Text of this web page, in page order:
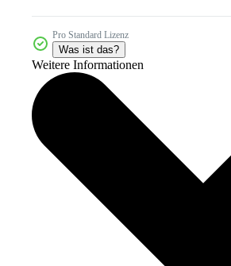
Pro Standard Lizenz
Was ist das?
Weitere Informationen